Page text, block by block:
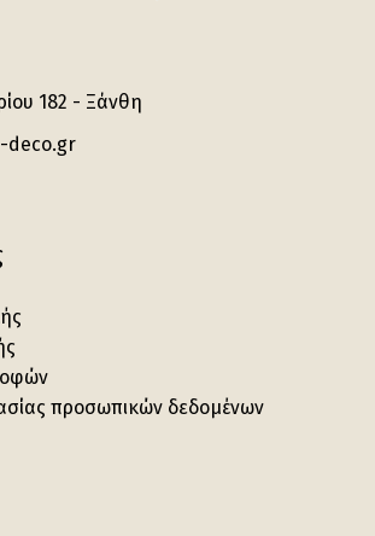
182 - Ξάνθη
deco.gr
προσωπικών δεδομένων